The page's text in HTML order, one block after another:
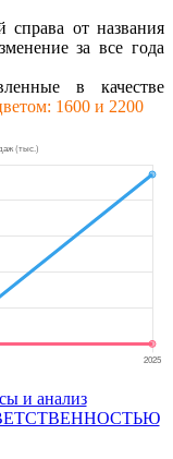
от названия
за все года
в качестве
1600 и 2200
и анализ